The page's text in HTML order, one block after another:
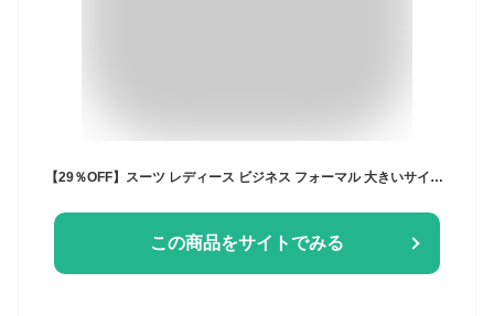
【29％OFF】スーツ レディース ビジネス フォーマル 大きいサイズ セットアップ パンツスーツ ビジネススーツ セレモニースーツ ママスーツ かっこいい 卒業式 入学式 30代 40代 50代 入園式 卒園式 オフィス 母親 服装 七五三 セット ペプラム 洗える
この商品をサイトでみる